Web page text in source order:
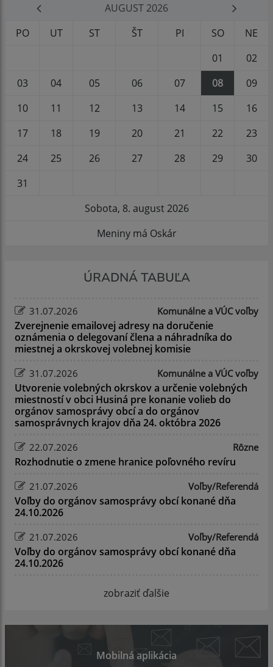
AUGUST 2026
PO
UT ST ŠT PI SO
NE
01
02
03
04 05 06 07 08
09
10
11 12 13 14 15
16
17
18 19 20 21 22
23
24
25 26 27 28 29
30
31
Sobota, 8. august 2026
Meniny má Oskár
ÚRADNÁ TABUĽA
31.07.2026 Komunálne a VÚC voľby
Zverejnenie emailovej adresy na doručenie
oznámenia o delegovaní člena a náhradníka do
miestnej a okrskovej volebnej komisie
31.07.2026 Komunálne a VÚC voľby
Utvorenie volebných okrskov a určenie volebných
miestností v obci Husiná pre konanie volieb do
orgánov samosprávy obcí a do orgánov
samosprávnych krajov dňa 24. októbra 2026
22.07.2026 Rôzne
Rozhodnutie o zmene hranice poľovného revíru
21.07.2026 Voľby/Referendá
Voľby do orgánov samosprávy obcí konané dňa
24.10.2026
21.07.2026 Voľby/Referendá
Voľby do orgánov samosprávy obcí konané dňa
24.10.2026
zobraziť ďalšie
Mobilná aplikácia